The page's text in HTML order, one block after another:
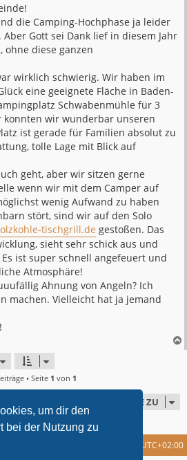
um dir den
bei der Nutzung zu
die Camping-Hochphase ja leider
Gott sei Dank lief in diesem Jahr
diese ganzen
wirklich schwierig. Wir haben im
eine geeignete Fläche in Baden-
Schwabenmühle für 3
konnten wir wunderbar unseren
ist gerade für Familien absolut zu
tolle Lage mit Blick auf
geht, aber wir sitzen gerne
wenn wir mit dem Camper auf
wenig Aufwand zu haben
stört, sind wir auf den Solo
tischgrill.de gestoßen. Das
sieht sehr schick aus und
ist super schnell angefeuert und
Atmosphäre!
Ahnung von Angeln? Ich
machen. Vielleicht hat ja jemand
• Seite 1 von 1
GEHE ZU
UTC+02:00
Cookies löschen